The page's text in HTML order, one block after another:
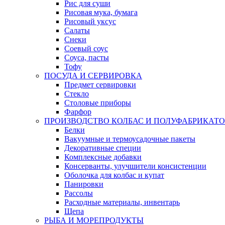
Рис для суши
Рисовая мука, бумага
Рисовый уксус
Салаты
Снеки
Соевый соус
Соуса, пасты
Тофу
ПОСУДА И СЕРВИРОВКА
Предмет сервировки
Стекло
Столовые приборы
Фарфор
ПРОИЗВОДСТВО КОЛБАС И
Белки
Вакуумные и термоусадочные пакеты
Декоративные специи
Комплексные добавки
Консерванты, улучшители консистенции
Оболочка для колбас и купат
Панировки
Рассолы
Расходные материалы, инвентарь
Щепа
РЫБА И МОРЕПРОДУКТЫ